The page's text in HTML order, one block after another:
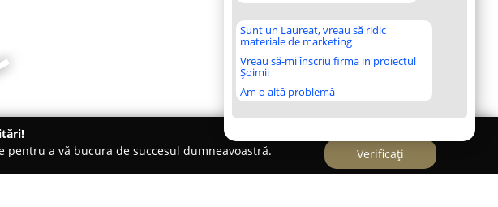
Sunt un Laureat, vreau să ridic
materiale de marketing
Vreau să-mi înscriu firma in proiectul
Șoimii
Am o altă problemă
a vă bucura de succesul dumneavoastră.
Verificați